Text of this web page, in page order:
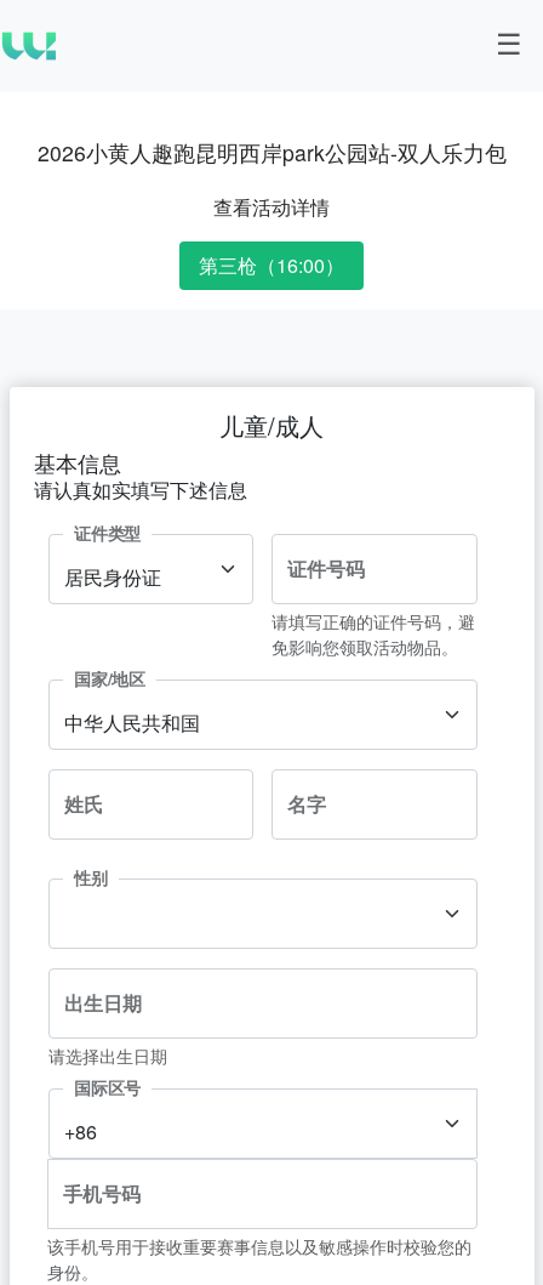
2026小黄人趣跑昆明西岸park公园站-双人乐力包
查看活动详情
第三枪（16:00）
儿童/成人
基本信息
请认真如实填写下述信息
居民身份证
证件类型
证件号码
请填写正确的证件号码，避
免影响您领取活动物品。
中华人民共和国
国家/地区
姓氏 名字
性别
出生日期
请选择出生日期
+86
国际区号
手机号码
该手机号用于接收重要赛事信息以及敏感操作时校验您的
身份。